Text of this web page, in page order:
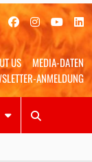
US
MEDIA-DATEN
ANMELDUNG
SUCHEN